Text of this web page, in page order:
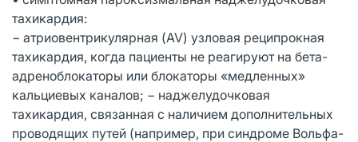
тахикардия:
− атриовентрикулярная (AV) узловая реципрокная
тахикардия, когда пациенты не реагируют на бета-
адреноблокаторы или блокаторы «медленных»
кальциевых каналов; − наджелудочковая
тахикардия, связанная с наличием дополнительных
проводящих путей (например, при синдроме Вольфа-